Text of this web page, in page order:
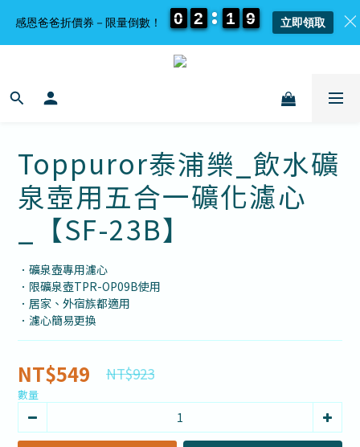
Toppuror泰浦樂_飲水礦
泉壺用五合一礦化濾心
_【SF-23B】
．礦泉壺專用濾心
．限礦泉壺TPR-OP09B使用
．居家、外宿族都適用
．濾心簡易更換
NT$549 NT$923
數量
感恩爸爸折價券－限量倒數！ 0
0
0
0 2
2
2
2 1
1
1
1 9
9
9
9 立即領取